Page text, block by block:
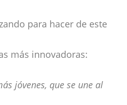
para hacer de este
más innovadoras:
jóvenes, que se une al